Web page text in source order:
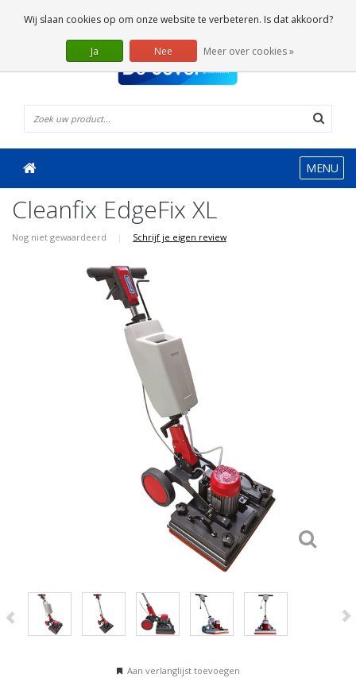
0 Artikelen
MENU
Cleanfix EdgeFix XL
Nog niet gewaardeerd | Schrijf je eigen review
Aan verlanglijst toevoegen
Wij slaan cookies op om onze website te verbeteren. Is dat akkoord?
Ja Nee Meer over cookies »